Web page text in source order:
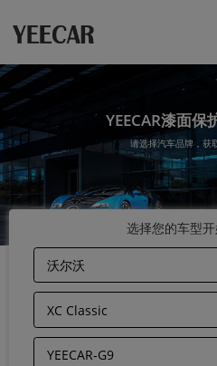
YEECAR漆面保
请选择汽车品牌，获
选择您的车型